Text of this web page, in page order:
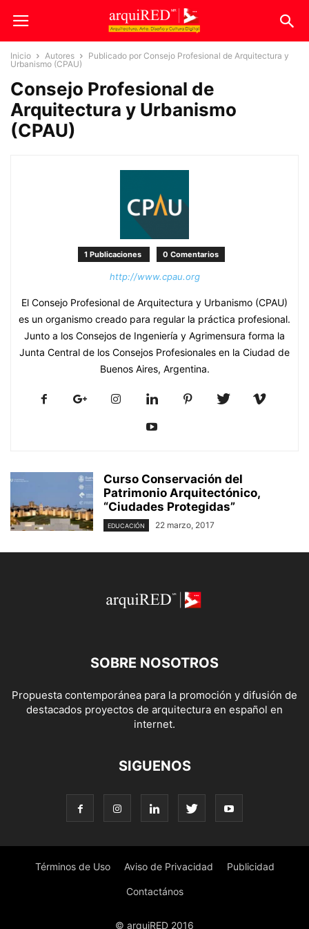
Inicio Autores
Publicado por Consejo Profesional de Arquitectura y
Urbanismo (CPAU)
Consejo Profesional de
Arquitectura y Urbanismo
(CPAU)
1 Publicaciones 0 Comentarios
http://www.cpau.org
El Consejo Profesional de Arquitectura y Urbanismo (CPAU)
es un organismo creado para regular la práctica profesional.
Junto a los Consejos de Ingeniería y Agrimensura forma la
Junta Central de los Consejos Profesionales en la Ciudad de
Buenos Aires, Argentina.
Curso Conservación del
Patrimonio Arquitectónico,
“Ciudades Protegidas”
EDUCACIÓN 22 marzo, 2017
SOBRE NOSOTROS
Propuesta contemporánea para la promoción y difusión de
destacados proyectos de arquitectura en español en
internet.
SIGUENOS
Términos de Uso Aviso de Privacidad Publicidad
Contactános
© arquiRED 2016